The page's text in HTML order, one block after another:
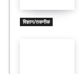
विज्ञान/तकनीक